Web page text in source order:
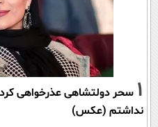
1 سحر دولتشاهی عذرخواهی
نداشتم (عکس)